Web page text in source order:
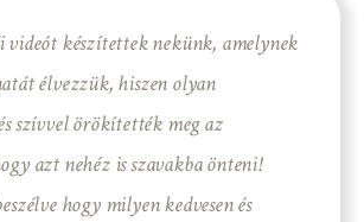
videót készítettek nekünk, amelynek
élvezzük, hiszen olyan
szívvel örökítették meg az
azt nehéz is szavakba önteni!
hogy milyen kedvesen és